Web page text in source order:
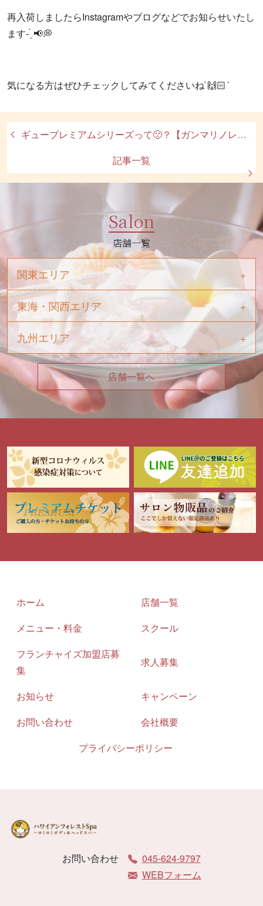
再入荷しましたらInstagramやブログなどでお知らせいたし
ます- ̗̀ 📢💭
気になる方はぜひチェックしてみてくださいね`🙌🏻´
ギュープレミアムシリーズって🙁？【ガンマリノレン酸とは】
記事一覧
Salon
店舗一覧
関東エリア
東海・関西エリア
九州エリア
店舗一覧へ
ホーム
店舗一覧
メニュー・料金
スクール
フランチャイズ加盟店募
集
求人募集
お知らせ
キャンペーン
お問い合わせ
会社概要
プライバシーポリシー
お問い合わせ
045-624-9797
WEBフォーム